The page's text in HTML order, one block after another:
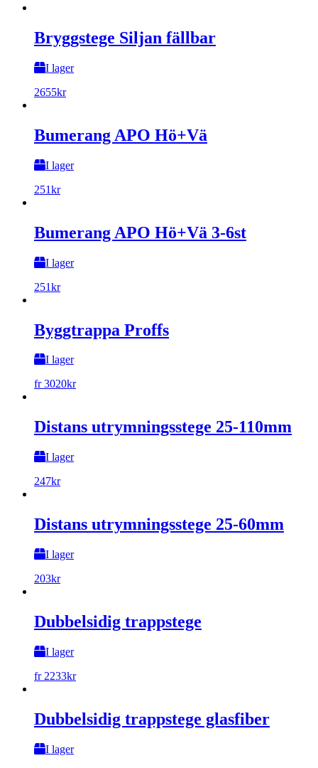
Bryggstege Siljan fällbar
I lager
2655kr
Bumerang APO Hö+Vä
I lager
251kr
Bumerang APO Hö+Vä 3-6st
I lager
251kr
Byggtrappa Proffs
I lager
fr3020kr
Distans utrymningsstege 25-110mm
I lager
247kr
Distans utrymningsstege 25-60mm
I lager
203kr
Dubbelsidig trappstege
I lager
fr 2233kr
Dubbelsidig trappstege glasfiber
I lager